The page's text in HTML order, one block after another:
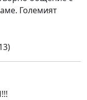
Големият